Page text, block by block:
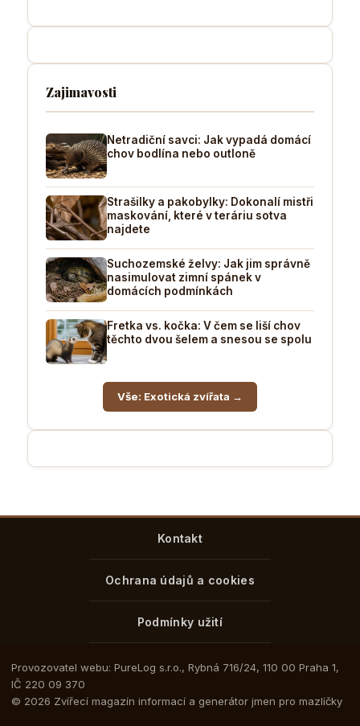
Zajimavosti
Netradiční savci: Jak vypadá domácí
chov bodlína nebo outloně
Strašilky a pakobylky: Dokonalí mistři
maskování, které v teráriu sotva
najdete
Suchozemské želvy: Jak jim správně
nasimulovat zimní spánek v
domácích podmínkách
Fretka vs. kočka: V čem se liší chov
těchto dvou šelem a snesou se spolu
Vše: Exotická zvířata →
Kontakt
Ochrana údajů a cookies
Podmínky užití
Provozovatel webu: PureLog s.r.o., Rybná 716/24, 110 00 Praha 1,
IČ 220 09 370
© 2026 Zvířecí magazín informací a generátor jmen pro mazlíčky